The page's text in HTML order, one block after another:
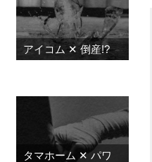
アイコム ✕ 倒産!?
タマホーム ✕ パワ